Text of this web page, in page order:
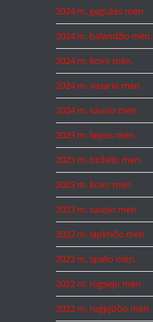
2024 m. gegužės mėn.
2024 m. balandžio mėn.
2024 m. kovo mėn.
2024 m. vasario mėn.
2024 m. sausio mėn.
2023 m. liepos mėn.
2023 m. birželio mėn.
2023 m. kovo mėn.
2023 m. sausio mėn.
2022 m. lapkričio mėn.
2022 m. spalio mėn.
2022 m. rugsėjo mėn.
2022 m. rugpjūčio mėn.